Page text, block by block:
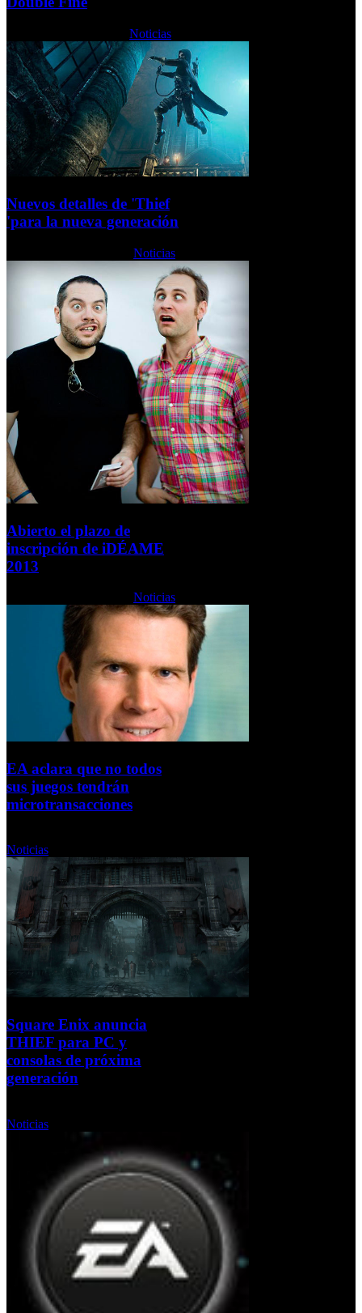
Noticias
Nuevos detalles de 'Thief
'para la nueva generación
Noticias
Abierto el plazo de
inscripción de iDÉAME
2013
Noticias
EA aclara que no todos
sus juegos tendrán
microtransacciones
Noticias
Square Enix anuncia
THIEF para PC y
consolas de próxima
generación
Noticias